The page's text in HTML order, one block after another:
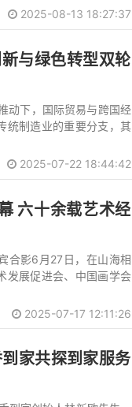
2025-08-13 18:27:37
与绿色转型双轮
动下，国际贸易与跨国经
统制造业的重要分支，其
2025-07-22 18:44:42
六十余载艺术经
合影6月27日，在山海相
发展促进会、中国画学会
2025-07-17 12:11:26
家共探到家服务